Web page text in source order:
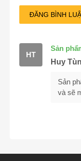
ĐĂNG BÌNH
Sản
HT
Huy
Sản
và sẽ